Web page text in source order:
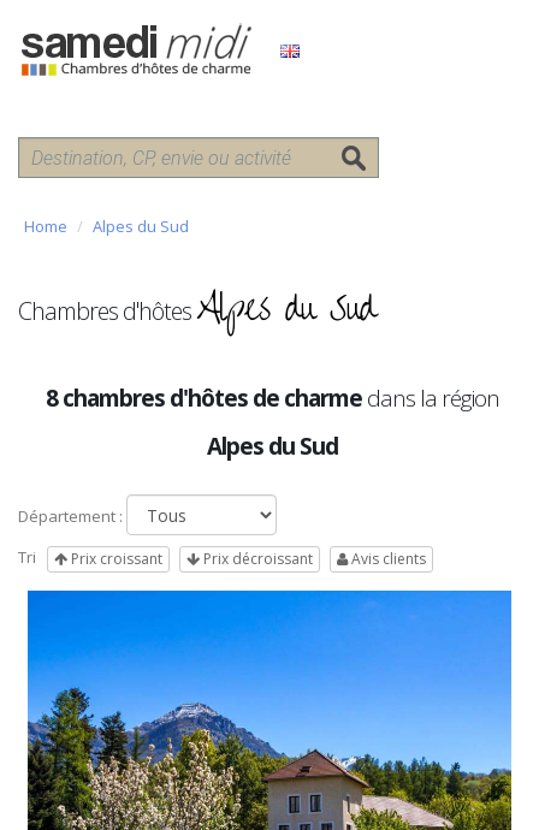
Home Alpes du Sud
Chambres d'hôtesAlpes du Sud
8 chambres d'hôtes de charmedans la région
Alpes du Sud
Département :
Tri
Prix croissant Prix décroissant Avis clients